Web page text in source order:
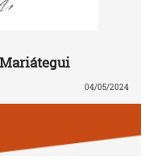
04/05/2024